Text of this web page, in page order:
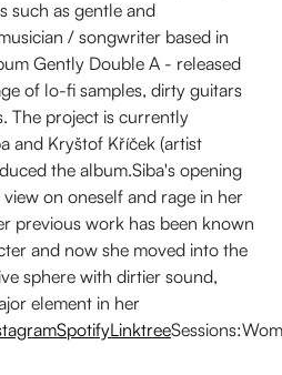
such as gentle and
/ songwriter based in
Gently Double A - released
of lo-fi samples, dirty guitars
The project is currently
and Kryštof Kříček (artist
the album.Siba's opening
on oneself and rage in her
previous work has been known
and now she moved into the
sphere with dirtier sound,
element in her
SpotifyLinktree